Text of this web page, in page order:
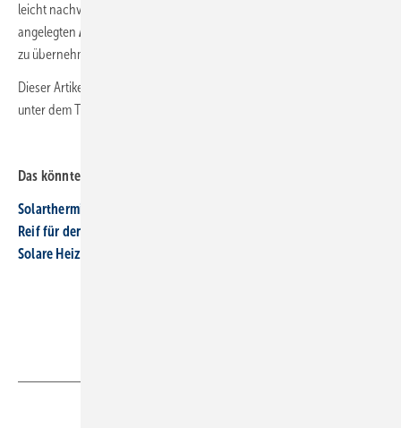
leicht nachvollziehbar und bietet sich dazu an, in einer breit
angelegten Aufklärungsarbeit für den Klimaschutz
zu über­nehmen.
Dieser Artikel erschien zuerst in der Heftausgabe 03-2021 der SBZ
unter dem Titel „CO
Das könnte Sie interessieren:
Solarthermie: Deckungsanteil im Winter erhöhen
Reif für den Einsatz im Bestand
Solare Heizungsuntertützung: Klassiker mit neuer Ausrichtung